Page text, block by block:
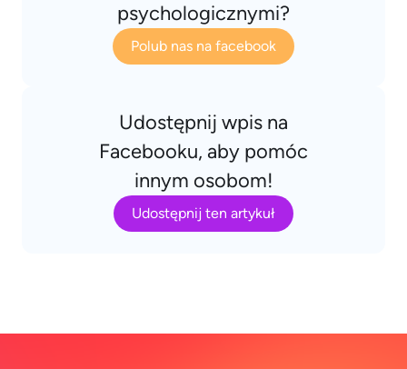
psychologicznymi?
Polub nas na facebook
Udostępnij wpis na
Facebooku, aby pomóc
innym osobom!
Udostępnij ten artykuł